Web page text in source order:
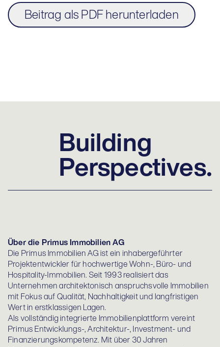
Beitrag als PDF herunterladen
Building
Perspectives.
Über die Primus Immobilien AG
Die Primus Immobilien AG ist ein inhabergeführter
Projektentwickler für hochwertige Wohn-, Büro- und
Hospitality-Immobilien. Seit 1993 realisiert das
Unternehmen architektonisch anspruchsvolle Immobilien
mit Fokus auf Qualität, Nachhaltigkeit und langfristigen
Wert in erstklassigen Lagen.
Als vollständig integrierte Immobilienplattform vereint
Primus Entwicklungs-, Architektur-, Investment- und
Finanzierungskompetenz. Mit über 30 Jahren